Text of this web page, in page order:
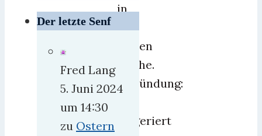
in
der
letzten
Woche.
Begründung:
suggeriert
Der letzte Senf
Fred Lang
5. Juni 2024
um 14:30
zu Ostern